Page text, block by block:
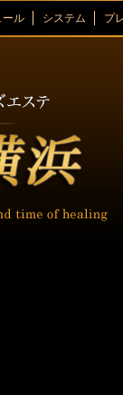
ール システム プ